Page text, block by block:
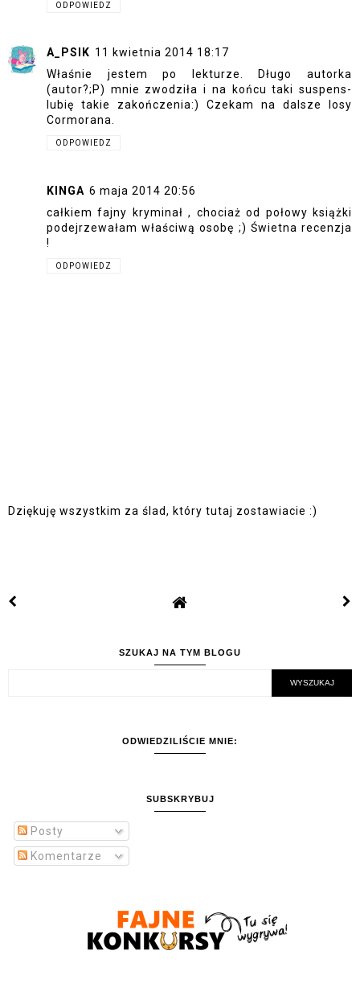
ODPOWIEDZ
A_PSIK 11 kwietnia 2014 18:17
Właśnie jestem po lekturze. Długo autorka
(autor?;P) mnie zwodziła i na końcu taki suspens-
lubię takie zakończenia:) Czekam na dalsze losy
Cormorana.
ODPOWIEDZ
KINGA 6 maja 2014 20:56
całkiem fajny kryminał , chociaż od połowy książki
podejrzewałam właściwą osobę ;) Świetna recenzja
!
ODPOWIEDZ
Dziękuję wszystkim za ślad, który tutaj zostawiacie :)
SZUKAJ NA TYM BLOGU
ODWIEDZILIŚCIE MNIE:
SUBSKRYBUJ
Posty
Komentarze